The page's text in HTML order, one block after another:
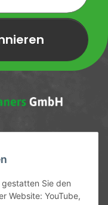
gestatten Sie den
Website: YouTube,